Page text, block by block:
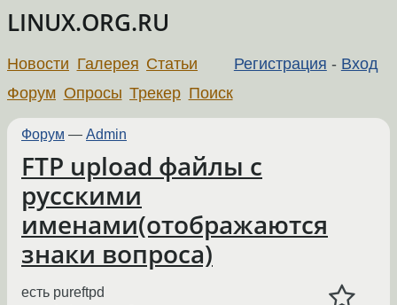
LINUX.ORG.RU
Регистрация - Вход
Новости Галерея Статьи
Форум Опросы Трекер Поиск
Форум — Admin
FTP upload файлы с
русскими
именами(отображаются
знаки вопроса)
есть pureftpd